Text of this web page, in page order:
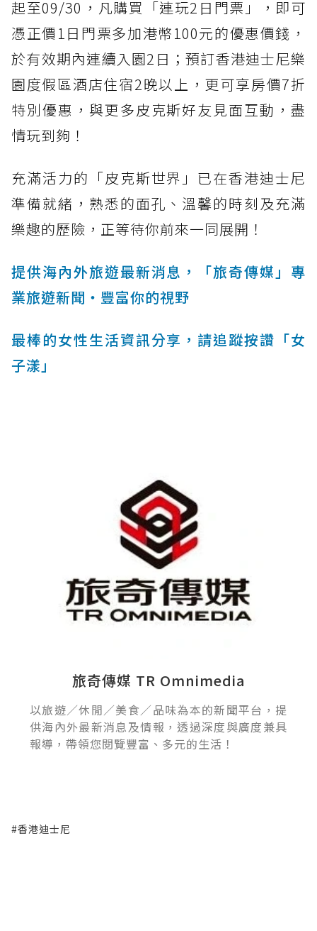
起至09/30，凡購買「連玩2日門票」，即可
憑正價1日門票多加港幣100元的優惠價錢，
於有效期內連續入園2日；預訂香港迪士尼樂
園度假區酒店住宿2晚以上，更可享房價7折
特別優惠，與更多皮克斯好友見面互動，盡
情玩到夠！
充滿活力的「皮克斯世界」已在香港迪士尼
準備就緒，熟悉的面孔、溫馨的時刻及充滿
樂趣的歷險，正等待你前來一同展開！
提供海內外旅遊最新消息，「旅奇傳媒」專
業旅遊新聞‧豐富你的視野
最棒的女性生活資訊分享，請追蹤按讚「女
子漾」
旅奇傳媒 TR Omnimedia
以旅遊／休閒／美食／品味為本的新聞平台，提
供海內外最新消息及情報，透過深度與廣度兼具
報導，帶領您閱覽豐富、多元的生活！
#香港迪士尼